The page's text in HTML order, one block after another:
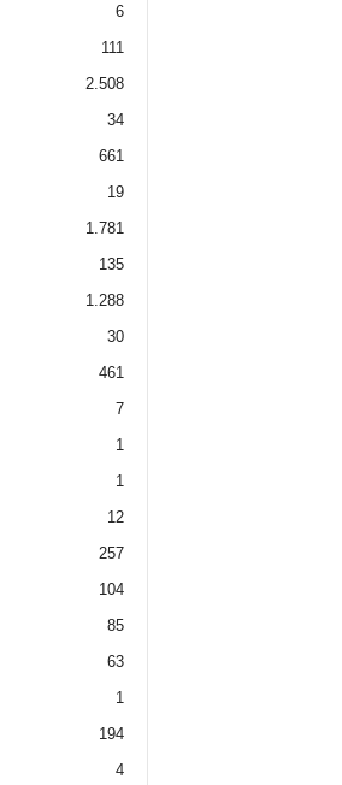
6
111
2.508
34
661
19
1.781
135
1.288
30
461
7
1
1
12
257
104
85
63
1
194
4